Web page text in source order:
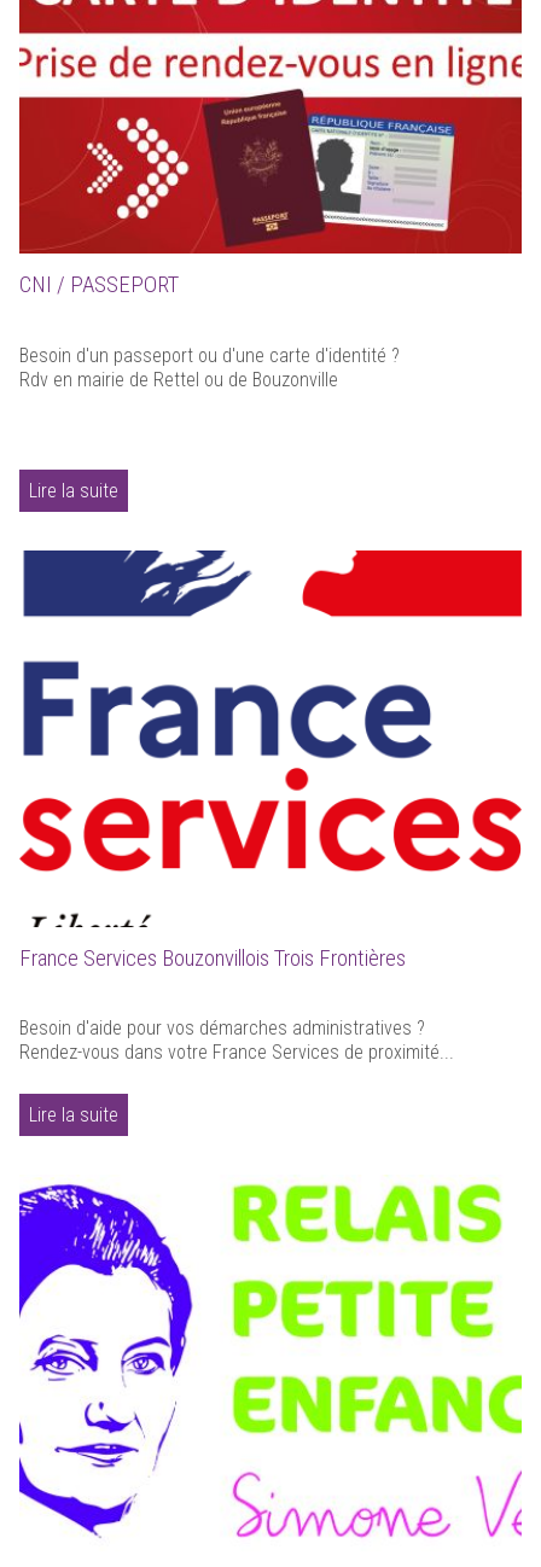
CNI / PASSEPORT
Besoin d'un passeport ou d'une carte d'identité ?
Rdv en mairie de Rettel ou de Bouzonville
Lire la suite
France Services Bouzonvillois Trois Frontières
Besoin d'aide pour vos démarches administratives ?
Rendez-vous dans votre France Services de proximité...
Lire la suite